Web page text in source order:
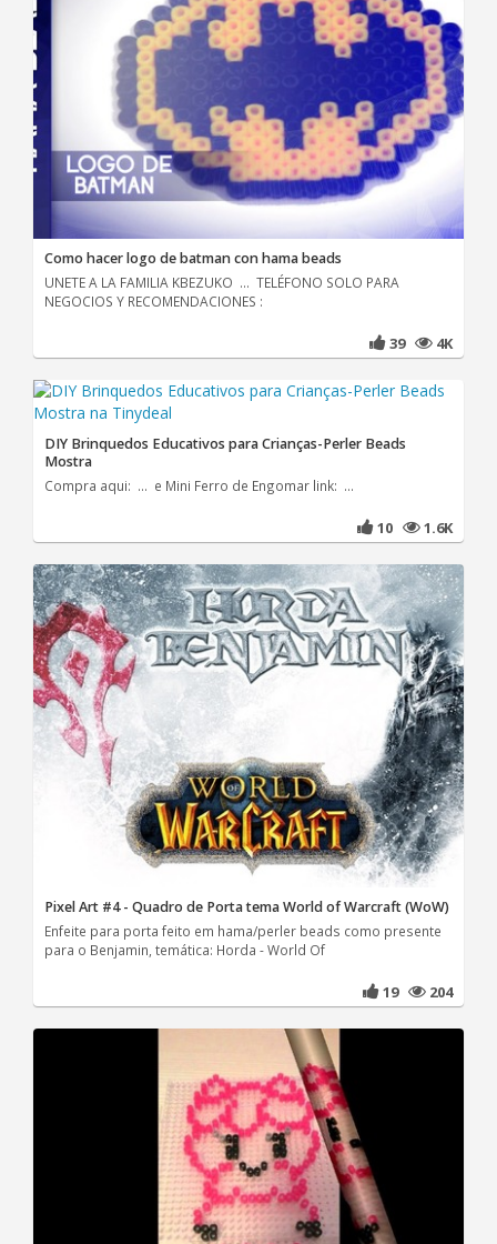
Como hacer logo de batman con hama beads
UNETE A LA FAMILIA KBEZUKO ... TELÉFONO SOLO PARA
NEGOCIOS Y RECOMENDACIONES :
39 4K
DIY Brinquedos Educativos para Crianças-Perler Beads
Mostra
Compra aqui: ... e Mini Ferro de Engomar link: ...
10 1.6K
Pixel Art #4 - Quadro de Porta tema World of Warcraft (WoW)
Enfeite para porta feito em hama/perler beads como presente
para o Benjamin, temática: Horda - World Of
19 204